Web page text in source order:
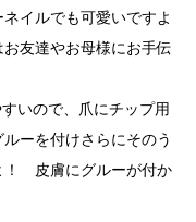
イルでも可愛いですよ
友達やお母様にお手伝
いので、爪にチップ用
ーを付けさらにそのう
！ 皮膚にグルーが付か